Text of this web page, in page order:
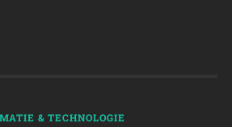
& TECHNOLOGIE